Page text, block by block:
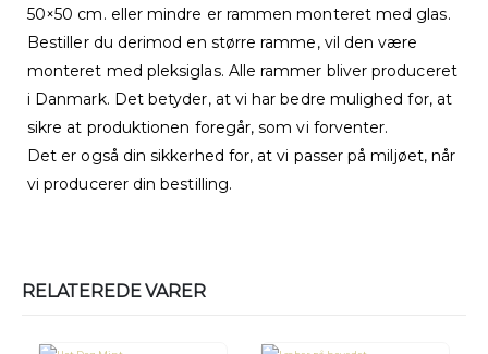
50×50 cm. eller mindre er rammen monteret med glas.
Bestiller du derimod en større ramme, vil den være
monteret med pleksiglas. Alle rammer bliver produceret
i Danmark. Det betyder, at vi har bedre mulighed for, at
sikre at produktionen foregår, som vi forventer.
Det er også din sikkerhed for, at vi passer på miljøet, når
vi producerer din bestilling.
RELATEREDE VARER